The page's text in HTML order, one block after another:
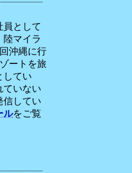
員として
陸マイラ
沖縄に行
ートを旅
してい
ていない
信してい
ルをご覧